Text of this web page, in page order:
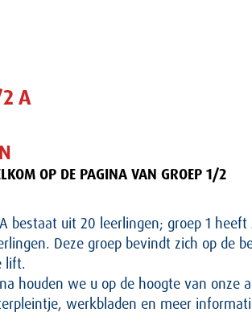
A
OP DE PAGINA VAN GROEP 1/2
bestaat uit 20 leerlingen; groep 1
Deze groep bevindt zich op de
lift.
houden we u op de hoogte van onze
werkbladen en meer